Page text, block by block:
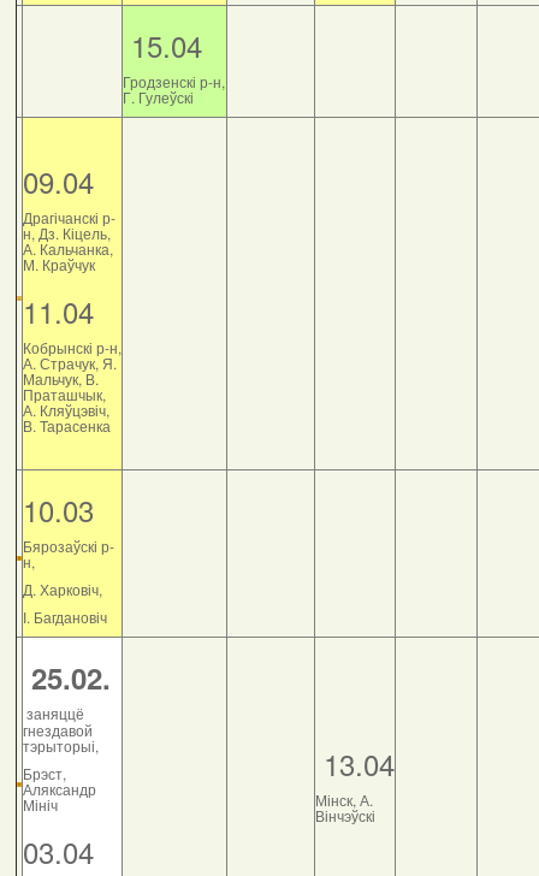
15.04
Гродзенскі р-н,
Г. Гулеўскі
09.04
Драгічанскі р-
н, Дз. Кіцель,
А. Кальчанка,
М. Краўчук
11.04
Кобрынскі р-н,
А. Страчук, Я.
Мальчук, В.
Праташчык,
А. Кляўцэвіч,
В. Тарасенка
10.03
Бярозаўскі р-
н,
Д. Харковіч,
І. Багдановіч
25.02.
заняццё
гнездавой
тэрыторыі,
Брэст,
Аляксандр
Мініч
03.04
13.04
Мінск, А.
Вінчэўскі